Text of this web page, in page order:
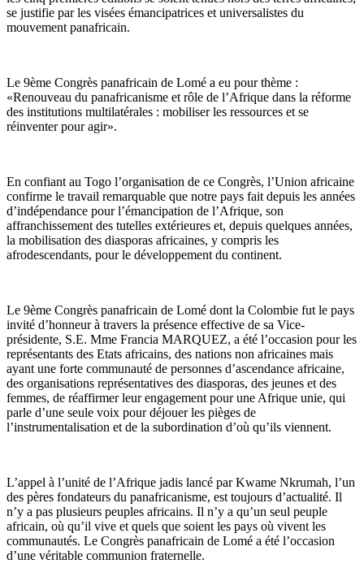
se justifie par les visées émancipatrices et universalistes du
mouvement panafricain.
Le 9ème Congrès panafricain de Lomé a eu pour thème :
«Renouveau du panafricanisme et rôle de l’Afrique dans la réforme
des institutions multilatérales : mobiliser les ressources et se
réinventer pour agir».
En confiant au Togo l’organisation de ce Congrès, l’Union africaine
confirme le travail remarquable que notre pays fait depuis les années
d’indépendance pour l’émancipation de l’Afrique, son
affranchissement des tutelles extérieures et, depuis quelques années,
la mobilisation des diasporas africaines, y compris les
afrodescendants, pour le développement du continent.
Le 9ème Congrès panafricain de Lomé dont la Colombie fut le pays
invité d’honneur à travers la présence effective de sa Vice-
présidente, S.E. Mme Francia MARQUEZ, a été l’occasion pour les
représentants des Etats africains, des nations non africaines mais
ayant une forte communauté de personnes d’ascendance africaine,
des organisations représentatives des diasporas, des jeunes et des
femmes, de réaffirmer leur engagement pour une Afrique unie, qui
parle d’une seule voix pour déjouer les pièges de
l’instrumentalisation et de la subordination d’où qu’ils viennent.
L’appel à l’unité de l’Afrique jadis lancé par Kwame Nkrumah, l’un
des pères fondateurs du panafricanisme, est toujours d’actualité. Il
n’y a pas plusieurs peuples africains. Il n’y a qu’un seul peuple
africain, où qu’il vive et quels que soient les pays où vivent les
communautés. Le Congrès panafricain de Lomé a été l’occasion
d’une véritable communion fraternelle.